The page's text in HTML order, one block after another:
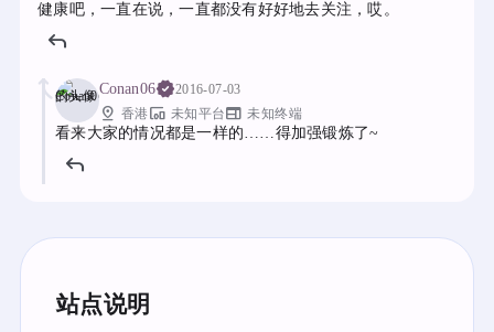
健康吧，一直在说，一直都没有好好地去关注，哎。
Conan06 2016-07-03
pin_drop 香港devices_other 未知平台web 未知终端
看来大家的情况都是一样的……得加强锻炼了~
站点说明